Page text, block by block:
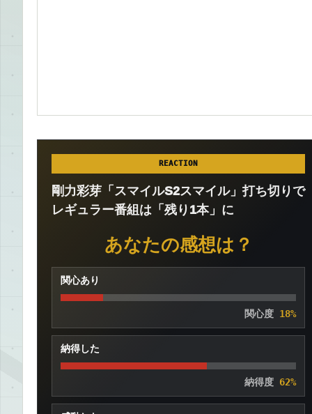
REACTION
剛力彩芽「スマイルS2スマイル」打ち切りで
レギュラー番組は「残り1本」に
あなたの感想は？
関心あり
関心度 18%
納得した
納得度 62%